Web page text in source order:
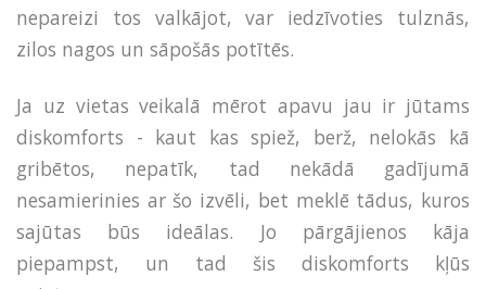
nepareizi tos valkājot, var iedzīvoties tulznās,
zilos nagos un sāpošās potītēs.
Ja uz vietas veikalā mērot apavu jau ir jūtams
diskomforts - kaut kas spiež, berž, nelokās kā
gribētos, nepatīk, tad nekādā gadījumā
nesamierinies ar šo izvēli, bet meklē tādus, kuros
sajūtas būs ideālas. Jo pārgājienos kāja
piepampst, un tad šis diskomforts kļūs